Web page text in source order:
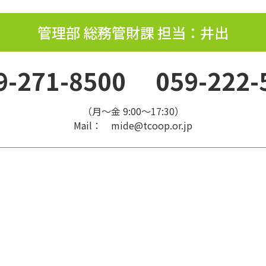
管理部 総務管財課 担当：井出
271-8500 059-
（月～金 9:00～17:30）
Mail： mide@tcoop.or.jp